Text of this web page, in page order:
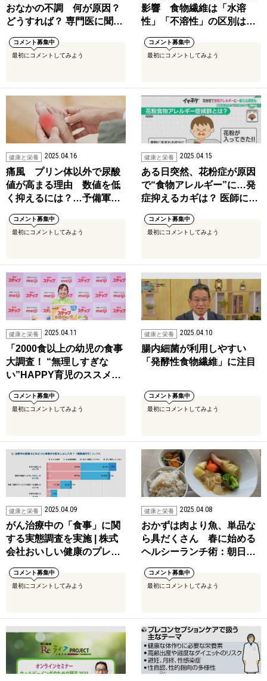
おなかの不調 何が原因？
どうすれば？ 専門医に聞…
コメント募集中
最初にコメントしてみよう
影響 食物繊維は「水溶
性」「不溶性」の区別は…
コメント募集中
最初にコメントしてみよう
健康と栄養 2025.04.16
痛風 プリン体以外で尿酸
値が高まる理由 数値を低
く抑えるには？…予備軍…
コメント募集中
最初にコメントしてみよう
健康と栄養 2025.04.15
ある日突然、花粉症が原因
で“食物アレルギー”に…発
症抑えるカギは？ 医師に…
コメント募集中
最初にコメントしてみよう
健康と栄養 2025.04.11
「2000食以上の幼児の食事
大調査！ “無理しすぎな
い”HAPPY育児のススメ…
コメント募集中
最初にコメントしてみよう
健康と栄養 2025.04.10
腸内細菌が利用しやすい
「発酵性食物繊維」に注目
コメント募集中
最初にコメントしてみよう
健康と栄養 2025.04.09
がん治療中の「食事」に関
する実態調査を実施 | 株式
会社おいしい健康のプレ…
コメント募集中
最初にコメントしてみよう
健康と栄養 2025.04.08
おかずは肉より魚、単品な
ら具だくさん 春に始める
ヘルシーランチ術：朝日…
コメント募集中
最初にコメントしてみよう